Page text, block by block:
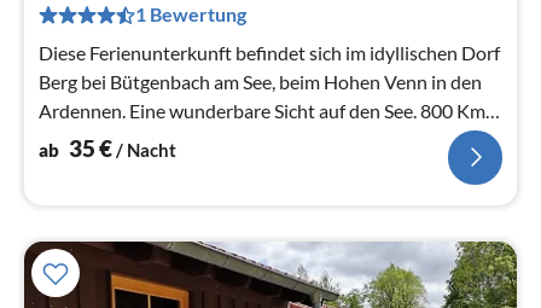
1 Bewertung
Diese Ferienunterkunft befindet sich im idyllischen Dorf
Berg bei Bütgenbach am See, beim Hohen Venn in den
Ardennen. Eine wunderbare Sicht auf den See. 800 Km
Wander u. Fahrrad
ab 35€/ Nacht